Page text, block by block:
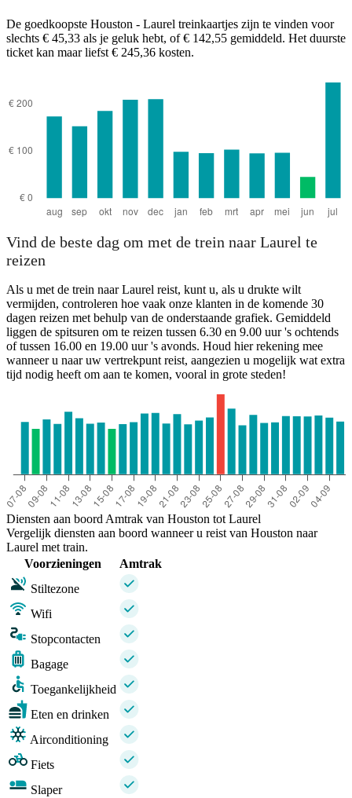
De goedkoopste Houston - Laurel treinkaartjes zijn te vinden voor
slechts € 45,33 als je geluk hebt, of € 142,55 gemiddeld. Het duurste
ticket kan maar liefst € 245,36 kosten.
Vind de beste dag om met de trein naar Laurel te
reizen
Als u met de trein naar Laurel reist, kunt u, als u drukte wilt
vermijden, controleren hoe vaak onze klanten in de komende 30
dagen reizen met behulp van de onderstaande grafiek. Gemiddeld
liggen de spitsuren om te reizen tussen 6.30 en 9.00 uur 's ochtends
of tussen 16.00 en 19.00 uur 's avonds. Houd hier rekening mee
wanneer u naar uw vertrekpunt reist, aangezien u mogelijk wat extra
tijd nodig heeft om aan te komen, vooral in grote steden!
Diensten aan boord Amtrak van Houston tot Laurel
Vergelijk diensten aan boord wanneer u reist van Houston naar
Laurel met train.
Voorzieningen
Amtrak
Stiltezone
Wifi
Stopcontacten
Bagage
Toegankelijkheid
Eten en drinken
Airconditioning
Fiets
Slaper